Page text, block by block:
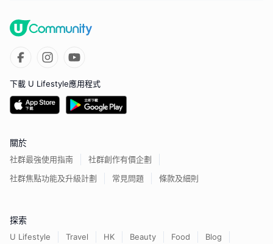
下載 U Lifestyle應用程式
關於
社群最強使用指南
社群創作有價企劃
社群焦點功能及升級計劃
常見問題 條款及細則
探索
U Lifestyle Travel HK Beauty Food
Blog